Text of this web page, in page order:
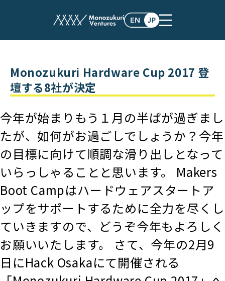
post
Monozukuri Hardware Cup 2017 登
壇する8社が決定
今年が始まりもう１月の半ばが過ぎまし
たが、如何がお過ごしでしょうか？今年
の目標に向けて順調な滑り出しとなって
いらっしゃることと思います。 Makers
Boot Campはハードウェアスタートア
ップをサポートするために全力を尽くし
ていきますので、どうぞ今年もよろしく
お願いいたします。 さて、今年の2月9
日にHack Osakaにて開催される